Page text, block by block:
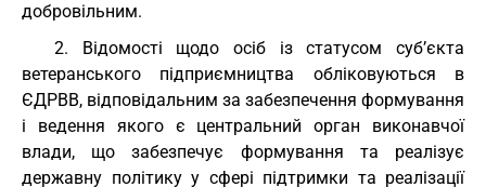
добровільним.
2. Відомості щодо осіб із статусом суб’єкта
ветеранського підприємництва обліковуються в
ЄДРВВ, відповідальним за забезпечення формування
і ведення якого є центральний орган виконавчої
влади, що забезпечує формування та реалізує
державну політику у сфері підтримки та реалізації